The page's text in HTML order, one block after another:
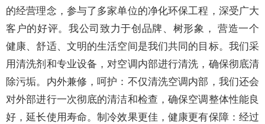
的经营理念，参与了多家单位的净化环保工程，深受广大
客户的好评。我公司致力于创品牌、树形象， 营造一个
健康、舒适、文明的生活空间是我们共同的目标。我们采
用清洗剂和专业设备，对空调内部进行清洗，确保彻底清
除污垢。内外兼修，呵护：不仅清洗空调内部，我们还会
对外部进行一次彻底的清洁和检查，确保空调整体性能良
好，延长使用寿命。制冷效果更佳，健康更有保障：经过